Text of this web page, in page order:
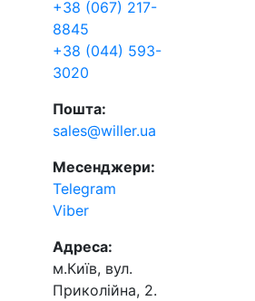
+38 (067) 217-
8845
+38 (044) 593-
3020
Пошта:
sales@willer.ua
Месенджери:
Telegram
Viber
Адреса:
м.Київ, вул.
Приколійна, 2.